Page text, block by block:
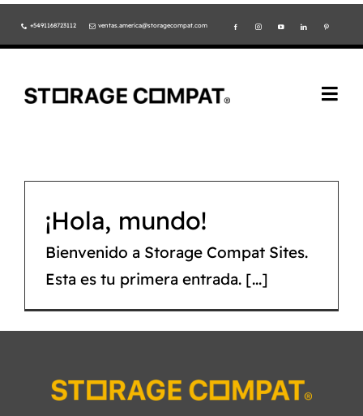
+5491168723112 ventas.america@storagecompat.com
NOSOTROS
VIDEOS
AMBIENTE
¡Hola, mundo!
Bienvenido a Storage Compat Sites.
Esta es tu primera entrada. [...]